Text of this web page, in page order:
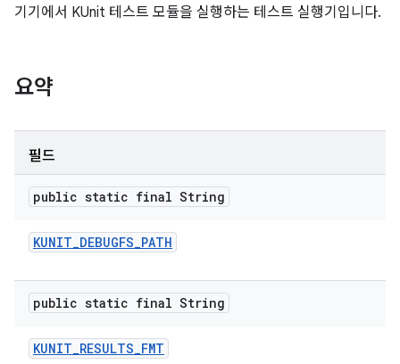
기기에서 KUnit 테스트 모듈을 실행하는 테스트 실행기입니다.
요약
필드
public static final String
KUNIT_DEBUGFS_PATH
public static final String
KUNIT_RESULTS_FMT